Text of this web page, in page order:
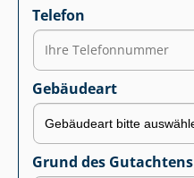
Telefon
Gebäudeart
Grund des Gutachtens